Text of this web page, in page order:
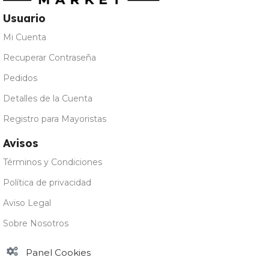
Usuario
Mi Cuenta
Recuperar Contraseña
Pedidos
Detalles de la Cuenta
Registro para Mayoristas
Avisos
Términos y Condiciones
Política de privacidad
Aviso Legal
Sobre Nosotros
Panel Cookies